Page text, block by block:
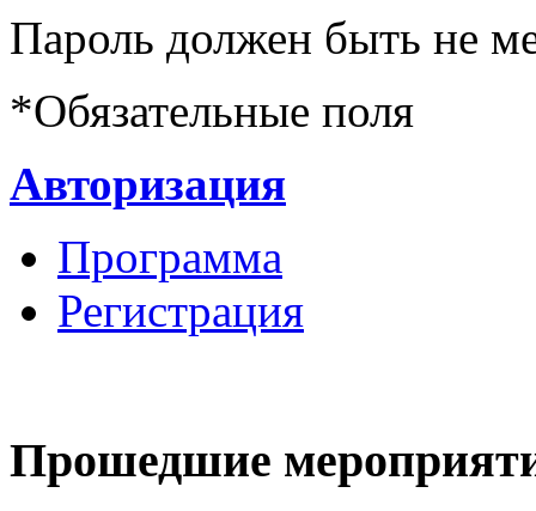
Пароль должен быть не
*Обязательные поля
Авторизация
Программа
Регистрация
Прошедшие